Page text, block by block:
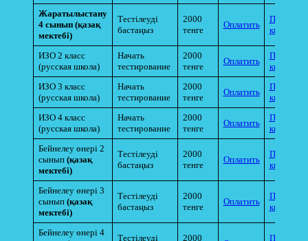
Жаратылыстану
4 сынып (қазақ
мектебі)
Тестілеуді
бастаңыз
2000
тенге
Оплатить
ИЗО 2 класс
(русская школа)
Начать
тестирование
2000
тенге
Оплатить
ИЗО 3 класс
(русская школа)
Начать
тестирование
2000
тенге
Оплатить
ИЗО 4 класс
(русская школа)
Начать
тестирование
2000
тенге
Оплатить
Бейнелеу өнері 2
сынып (қазақ
мектебі)
Тестілеуді
бастаңыз
2000
тенге
Оплатить
Бейнелеу өнері 3
сынып (қазақ
мектебі)
Тестілеуді
бастаңыз
2000
тенге
Оплатить
Бейнелеу өнері 4
Тестілеуді
2000